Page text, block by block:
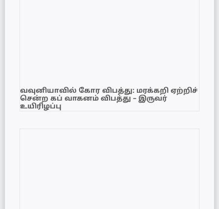
வவுனியாவில் கோர விபத்து: மரக்கறி ஏற்றிச்
சென்ற கப் வாகனம் விபத்து – இருவர்
உயிரிழப்பு